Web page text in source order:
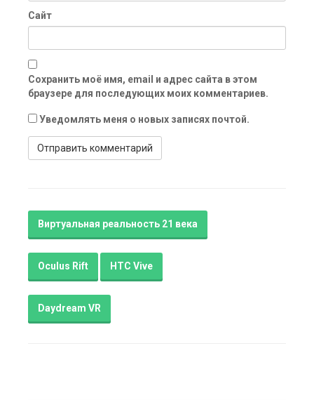
Сайт
Сохранить моё имя, email и адрес сайта в этом
браузере для последующих моих комментариев.
Уведомлять меня о новых записях почтой.
Виртуальная реальность 21 века
Oculus Rift HTC Vive
Daydream VR